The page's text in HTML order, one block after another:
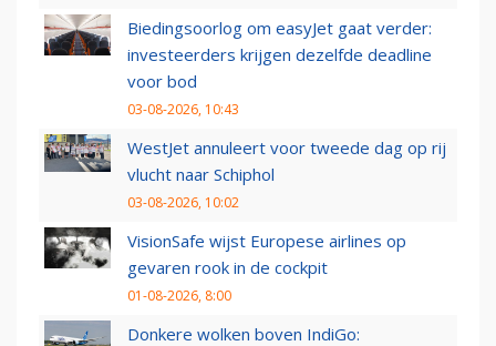
Biedingsoorlog om easyJet gaat verder:
investeerders krijgen dezelfde deadline
voor bod
03-08-2026, 10:43
WestJet annuleert voor tweede dag op rij
vlucht naar Schiphol
03-08-2026, 10:02
VisionSafe wijst Europese airlines op
gevaren rook in de cockpit
01-08-2026, 8:00
Donkere wolken boven IndiGo: